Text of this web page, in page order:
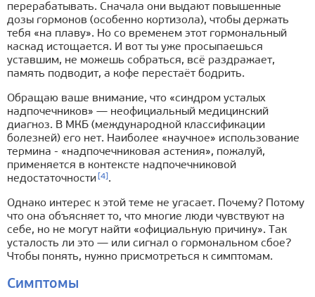
перерабатывать. Сначала они выдают повышенные
дозы гормонов (особенно кортизола), чтобы держать
тебя «на плаву». Но со временем этот гормональный
каскад истощается. И вот ты уже просыпаешься
уставшим, не можешь собраться, всё раздражает,
память подводит, а кофе перестаёт бодрить.
Обращаю ваше внимание, что «синдром усталых
надпочечников» — неофициальный медицинский
диагноз. В МКБ (международной классификации
болезней) его нет. Наиболее «научное» использование
термина - «надпочечниковая астения», пожалуй,
применяется в контексте надпочечниковой
недостаточности [4] .
Однако интерес к этой теме не угасает. Почему? Потому
что она объясняет то, что многие люди чувствуют на
себе, но не могут найти «официальную причину». Так
усталость ли это — или сигнал о гормональном сбое?
Чтобы понять, нужно присмотреться к симптомам.
Симптомы